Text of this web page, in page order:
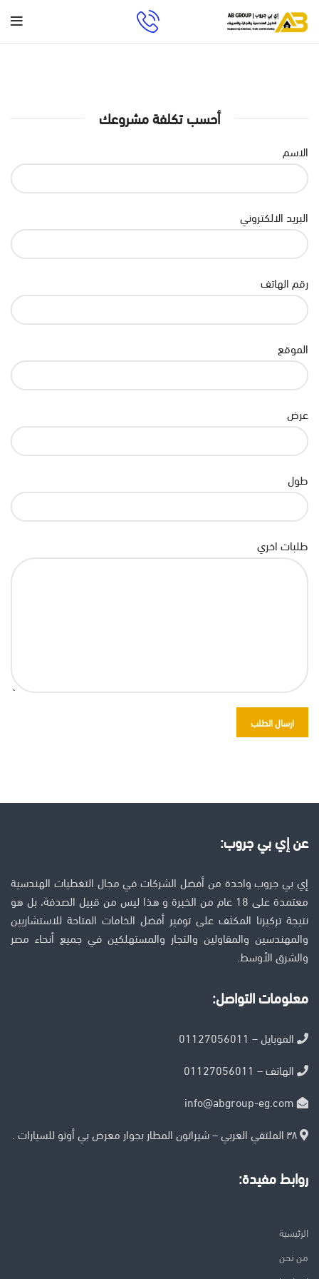
أحسب تكلفة مشروعك
الاسم
البريد الالكتروني
رقم الهاتف
الموقع
عرض
طول
طلبات اخري
عن إي بي جروب:
إي بي جروب واحدة من أفضل الشركات في مجال التغطيات الهندسية
معتمدة على 18 عام من الخبرة و هذا ليس من قبيل الصدفة، بل هو
نتيجة تركيزنا المكثف على توفير أفضل الخامات المتاحة للاستشاريين
والمهندسين والمقاولين والتجار والمستهلكين في جميع أنحاء مصر
والشرق الأوسط.
معلومات التواصل:
الموبايل – 01127056011
الهاتف – 01127056011
info@abgroup-eg.com
روابط مفيدة:
الرئيسية
من نحن